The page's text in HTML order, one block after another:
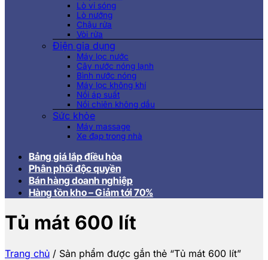
Lò vi sóng
Lò nướng
Chậu rửa
Vòi rửa
Điện gia dụng
Máy lọc nước
Cây nước nóng lạnh
Bình nước nóng
Máy lọc không khí
Nồi áp suất
Nồi chiên không dầu
Sức khỏe
Máy massage
Xe đạp trong nhà
Bảng giá lắp điều hòa
Phân phối độc quyền
Bán hàng doanh nghiệp
Hàng tồn kho – Giảm tới 70%
Tủ mát 600 lít
Trang chủ / Sản phẩm được gắn thẻ “Tủ mát 600 lít”